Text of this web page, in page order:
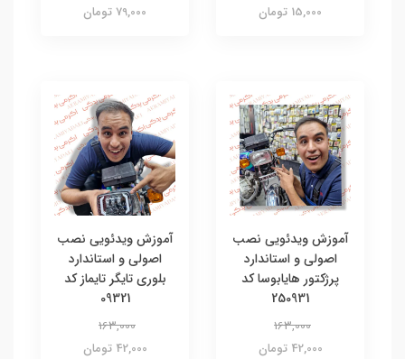
15,000 تومان
79,000 تومان
آموزش ویدئویی نصب
اصولی و استاندارد
پرژکتور هایابوسا کد
250931
163,000
42,000 تومان
آموزش ویدئویی نصب
اصولی و استاندارد
بلوری تایگر تایماز کد
09321
163,000
42,000 تومان